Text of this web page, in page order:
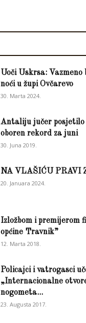
Uoči Uskrsa: Vazmeno
noći u župi Ovčarevo
30. Marta 2024.
Antaliju jučer posjetilo
oboren rekord za juni
30. Juna 2019.
NA VLAŠIĆU PRAVI
20. Januara 2024.
Izložbom i premijerom
općine Travnik”
12. Marta 2018.
Policajci i vatrogasci
„Internacionalne
nogometa...
23. Augusta 2017.